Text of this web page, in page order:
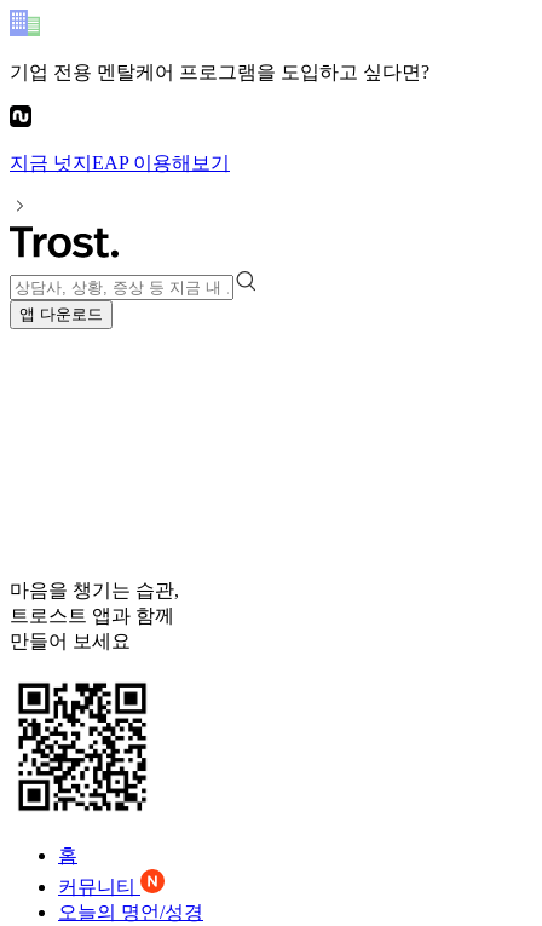
기업 전용 멘탈케어 프로그램을 도입하고 싶다면?
지금 넛지EAP이용해보기
앱 다운로드
마음을 챙기는 습관,
트로스트 앱과 함께
만들어 보세요
홈
커뮤니티
오늘의 명언/성경